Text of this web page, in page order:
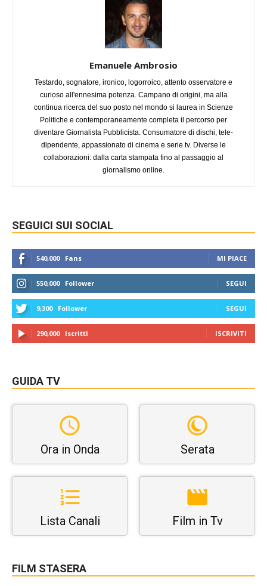
Emanuele Ambrosio
Testardo, sognatore, ironico, logorroico, attento osservatore e
curioso all'ennesima potenza. Campano di origini, ma alla
continua ricerca del suo posto nel mondo si laurea in Scienze
Politiche e contemporaneamente completa il percorso per
diventare Giornalista Pubblicista. Consumatore di dischi, tele-
dipendente, appassionato di cinema e serie tv. Diverse le
collaborazioni: dalla carta stampata fino al passaggio al
giornalismo online.
SEGUICI SUI SOCIAL
540,000 Fans MI PIACE
550,000 Follower SEGUI
9,300 Follower SEGUI
290,000 Iscritti ISCRIVITI
GUIDA TV
Ora in Onda Serata
Lista Canali Film in Tv
FILM STASERA